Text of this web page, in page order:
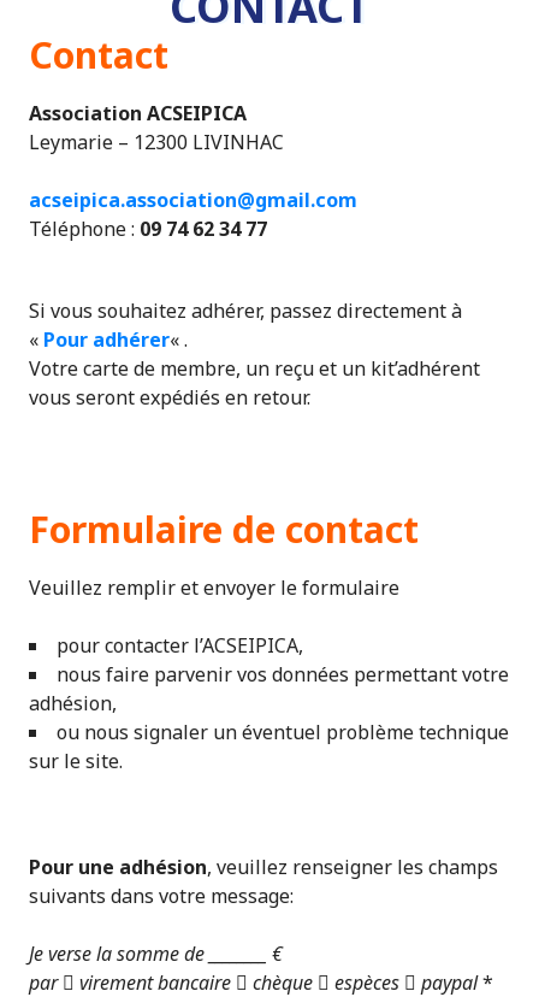
Contact
Association ACSEIPICA
Leymarie – 12300 LIVINHAC
acseipica.association@gmail.com
Téléphone : 09 74 62 34 77
Si vous souhaitez adhérer, passez directement à
« Pour adhérer« .
Votre carte de membre, un reçu et un kit’adhérent
vous seront expédiés en retour.
Formulaire de contact
Veuillez remplir et envoyer le formulaire
pour contacter l’ACSEIPICA,
nous faire parvenir vos données permettant votre
adhésion,
ou nous signaler un éventuel problème technique
sur le site.
Pour une adhésion, veuillez renseigner les champs
suivants dans votre message:
Je verse la somme de ________ €
par  virement bancaire  chèque  espèces  paypal*